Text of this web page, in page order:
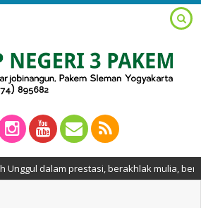
dalam prestasi, berakhlak mulia,